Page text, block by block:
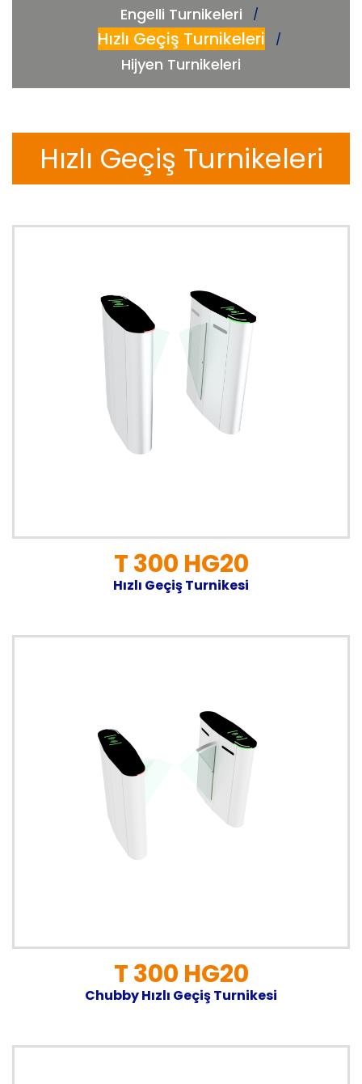
Engelli Turnikeleri
Hızlı Geçiş Turnikeleri
Hijyen Turnikeleri
Hızlı Geçiş Turnikeleri
T 300 HG20
Hızlı Geçiş Turnikesi
T 300 HG20
Chubby Hızlı Geçiş Turnikesi